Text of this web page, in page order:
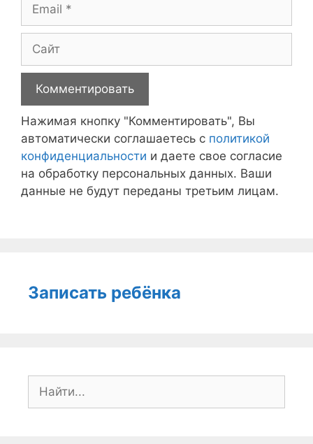
Нажимая кнопку "Комментировать", Вы
автоматически соглашаетесь с политикой
конфиденциальности и даете свое согласие
на обработку персональных данных. Ваши
данные не будут переданы третьим лицам.
Записать ребёнка
Поиск: